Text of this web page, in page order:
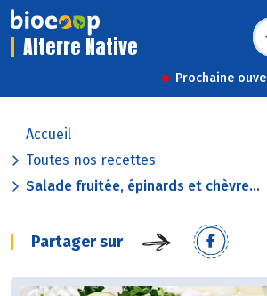
Alterre Native
Prochaine
Accueil
Toutes nos recettes
Salade fruitée, épinards et chèvre...
Partager sur